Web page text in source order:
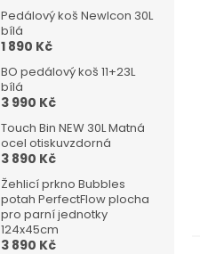
Pedálový koš NewIcon 30L
bílá
1 890 Kč
BO pedálový koš 11+23L
bílá
3 990 Kč
Touch Bin NEW 30L Matná
ocel otiskuvzdorná
3 890 Kč
Žehlicí prkno Bubbles
potah PerfectFlow plocha
pro parní jednotky
124x45cm
3 890 Kč